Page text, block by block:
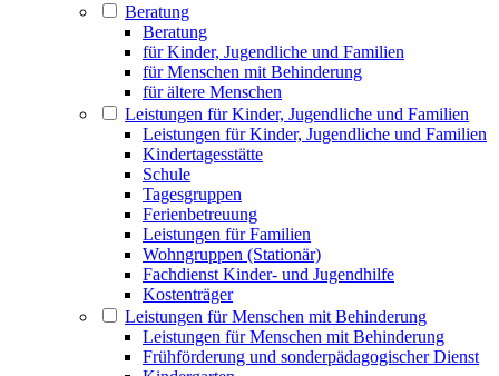
Beratung
Beratung
für Kinder, Jugendliche und Familien
für Menschen mit Behinderung
für ältere Menschen
Leistungen für Kinder, Jugendliche und Familien
Leistungen für Kinder, Jugendliche und Familien
Kindertagesstätte
Schule
Tagesgruppen
Ferienbetreuung
Leistungen für Familien
Wohngruppen (Stationär)
Fachdienst Kinder- und Jugendhilfe
Kostenträger
Leistungen für Menschen mit Behinderung
Leistungen für Menschen mit Behinderung
Frühförderung und sonderpädagogischer Dienst